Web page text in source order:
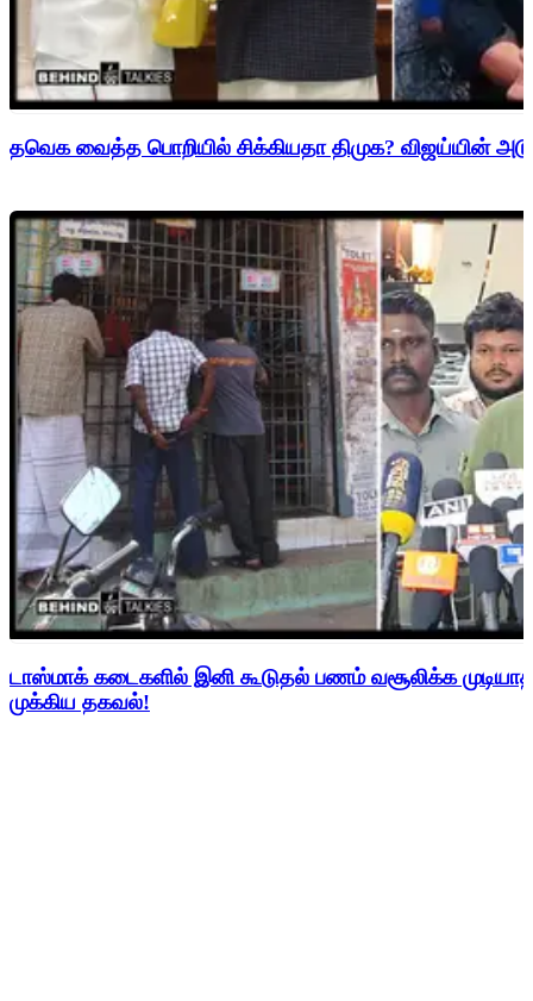
தவெக வைத்த பொறியில் சிக்கியதா திமுக? விஜய்யின்
டாஸ்மாக் கடைகளில் இனி கூடுதல் பணம் வசூலிக்க
முக்கிய தகவல்!